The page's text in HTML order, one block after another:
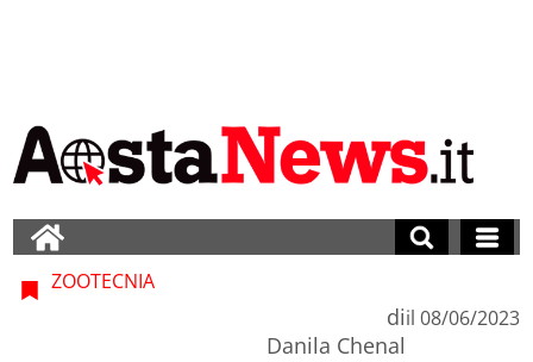
ZOOTECNIA
di
Danila Chenal
il 08/06/2023